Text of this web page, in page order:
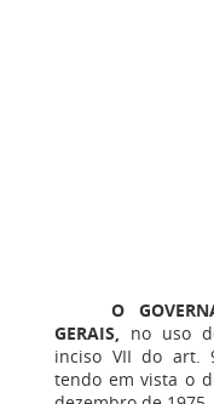
O
GERAIS, no uso
inciso VII do art.
tendo em vista o